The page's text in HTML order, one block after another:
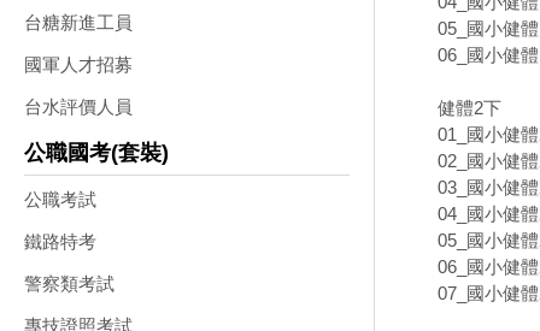
台糖新進工員
國軍人才招募
台水評價人員
公職國考(套裝)
公職考試
鐵路特考
警察類考試
專技證照考試
05_國小健
06_國小健
健體2下
01_國小健
02_國小健
03_國小健
04_國小健
05_國小健
06_國小健
07_國小健